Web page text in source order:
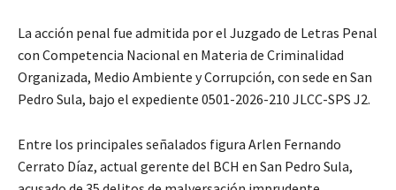
La acción penal fue admitida por el Juzgado de Letras Penal
con Competencia Nacional en Materia de Criminalidad
Organizada, Medio Ambiente y Corrupción, con sede en San
Pedro Sula, bajo el expediente 0501-2026-210 JLCC-SPS J2.
Entre los principales señalados figura Arlen Fernando
Cerrato Díaz, actual gerente del BCH en San Pedro Sula,